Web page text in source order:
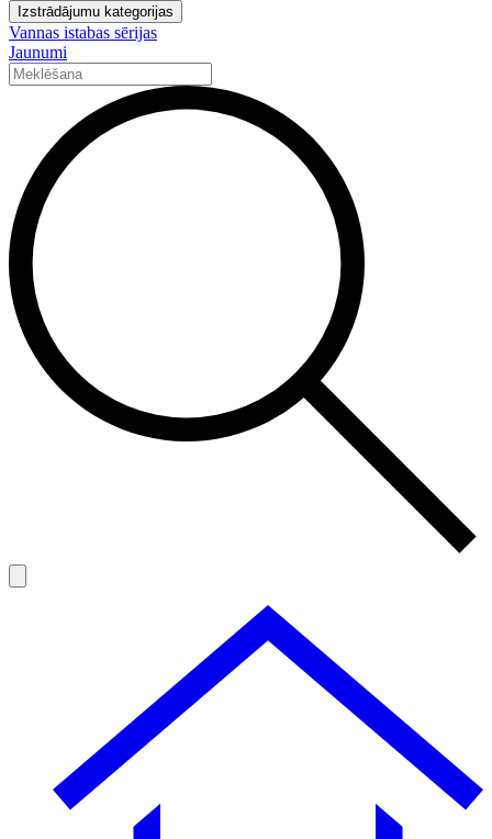
Izstrādājumu kategorijas
Vannas istabas sērijas
Jaunumi